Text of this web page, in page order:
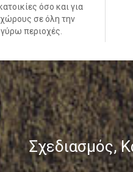
όσο και για
σε όλη την
περιοχές.
Σχεδιασμός,